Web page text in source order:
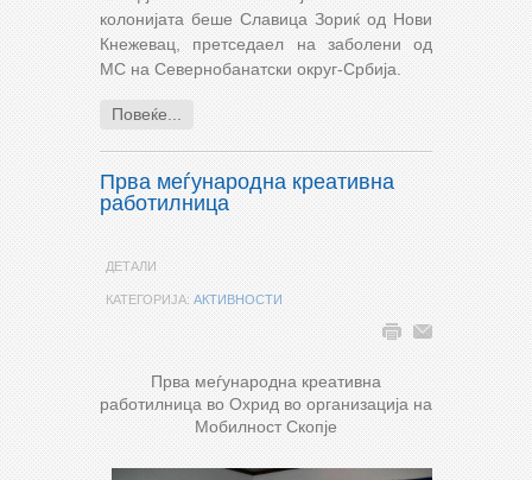
колонијата беше Славица Зориќ од Нови
Кнежевац, претседаел на заболени од
МС на Севернобанатски округ-Србија.
Повеќе...
Прва меѓународна креативна
работилница
ДЕТАЛИ
КАТЕГОРИЈА: АКТИВНОСТИ
Прва меѓународна креативна
работилница во Охрид во организација на
Мобилност Скопје